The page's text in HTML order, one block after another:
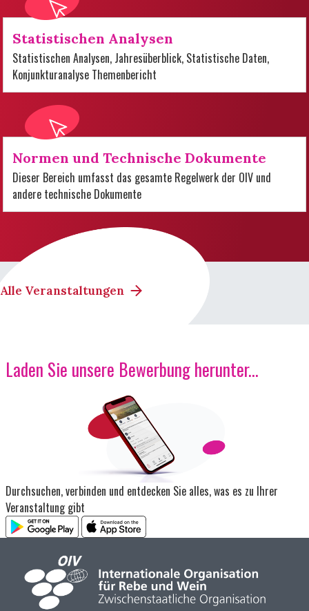
Statistischen Analysen
Statistischen Analysen, Jahresüberblick, Statistische Daten,
Konjunkturanalyse Themenbericht
Normen und Technische Dokumente
Dieser Bereich umfasst das gesamte Regelwerk der OIV und
andere technische Dokumente
Alle Veranstaltungen
Laden Sie unsere Bewerbung herunter...
Durchsuchen, verbinden und entdecken Sie alles, was es zu Ihrer
Veranstaltung gibt